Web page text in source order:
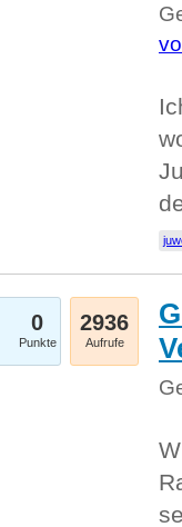
0
Punkte
2936
Aufrufe